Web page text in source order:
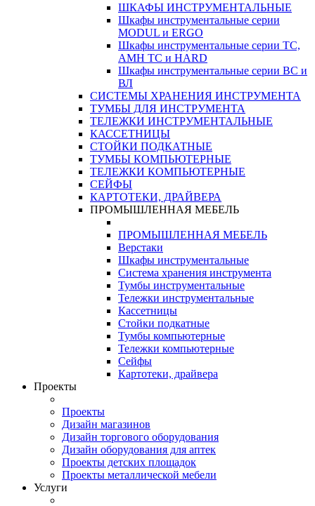
ШКАФЫ ИНСТРУМЕНТАЛЬНЫЕ
Шкафы инструментальные серии
MODUL и ERGO
Шкафы инструментальные серии ТС,
АМН ТС и HARD
Шкафы инструментальные серии ВС и
ВЛ
СИСТЕМЫ ХРАНЕНИЯ ИНСТРУМЕНТА
ТУМБЫ ДЛЯ ИНСТРУМЕНТА
ТЕЛЕЖКИ ИНСТРУМЕНТАЛЬНЫЕ
КАССЕТНИЦЫ
СТОЙКИ ПОДКАТНЫЕ
ТУМБЫ КОМПЬЮТЕРНЫЕ
ТЕЛЕЖКИ КОМПЬЮТЕРНЫЕ
СЕЙФЫ
КАРТОТЕКИ, ДРАЙВЕРА
ПРОМЫШЛЕННАЯ МЕБЕЛЬ
ПРОМЫШЛЕННАЯ МЕБЕЛЬ
Верстаки
Шкафы инструментальные
Система хранения инструмента
Тумбы инструментальные
Тележки инструментальные
Кассетницы
Стойки подкатные
Тумбы компьютерные
Тележки компьютерные
Сейфы
Картотеки, драйвера
Проекты
Проекты
Дизайн магазинов
Дизайн торгового оборудования
Дизайн оборудования для аптек
Проекты детских площадок
Проекты металлической мебели
Услуги